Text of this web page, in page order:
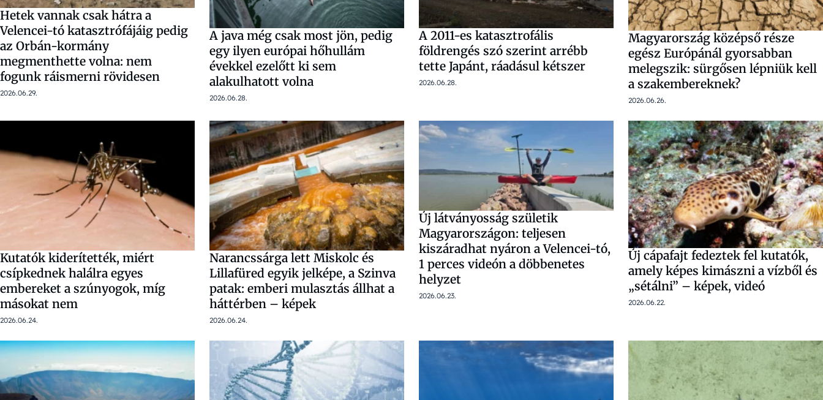
Hetek vannak csak hátra a
Velencei-tó katasztrófájáig pedig
az Orbán-kormány
megmenthette volna: nem
fogunk ráismerni rövidesen
2026.06.29.
A java még csak most jön, pedig
egy ilyen európai hőhullám
évekkel ezelőtt ki sem
alakulhatott volna
2026.06.28.
A 2011-es katasztrofális
földrengés szó szerint arrébb
tette Japánt, ráadásul kétszer
2026.06.28.
Magyarország középső része
egész Európánál gyorsabban
melegszik: sürgősen lépniük kell
a szakembereknek?
2026.06.26.
Kutatók kiderítették, miért
csípkednek halálra egyes
embereket a szúnyogok, míg
másokat nem
2026.06.24.
Narancssárga lett Miskolc és
Lillafüred egyik jelképe, a Szinva
patak: emberi mulasztás állhat a
háttérben – képek
2026.06.24.
Új látványosság születik
Magyarországon: teljesen
kiszáradhat nyáron a Velencei-tó,
1 perces videón a döbbenetes
helyzet
2026.06.23.
Új cápafajt fedeztek fel kutatók,
amely képes kimászni a vízből és
„sétálni” – képek, videó
2026.06.22.